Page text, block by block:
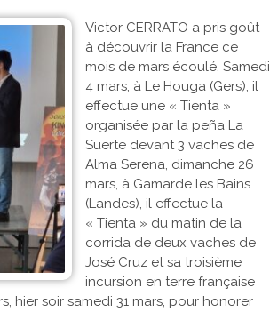
Victor CERRATO a pris goût
à découvrir la France ce
mois de mars écoulé. Samedi
4 mars, à Le Houga (Gers), il
effectue une « Tienta »
organisée par la peña La
Suerte devant 3 vaches de
Alma Serena, dimanche 26
mars, à Gamarde les Bains
(Landes), il effectue la
« Tienta » du matin de la
corrida de deux vaches de
José Cruz et sa troisième
incursion en terre française
hier soir samedi 31 mars, pour honorer